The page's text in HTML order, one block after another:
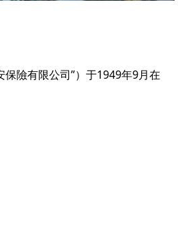
險有限公司”）于1949年9月在